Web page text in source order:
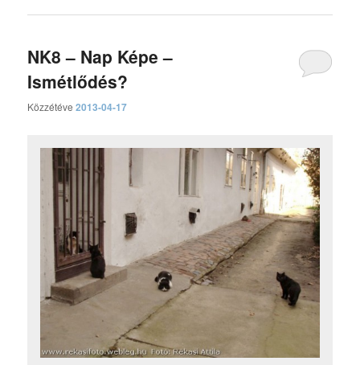
NK8 – Nap Képe –
Ismétlődés?
Közzétéve2013-04-17